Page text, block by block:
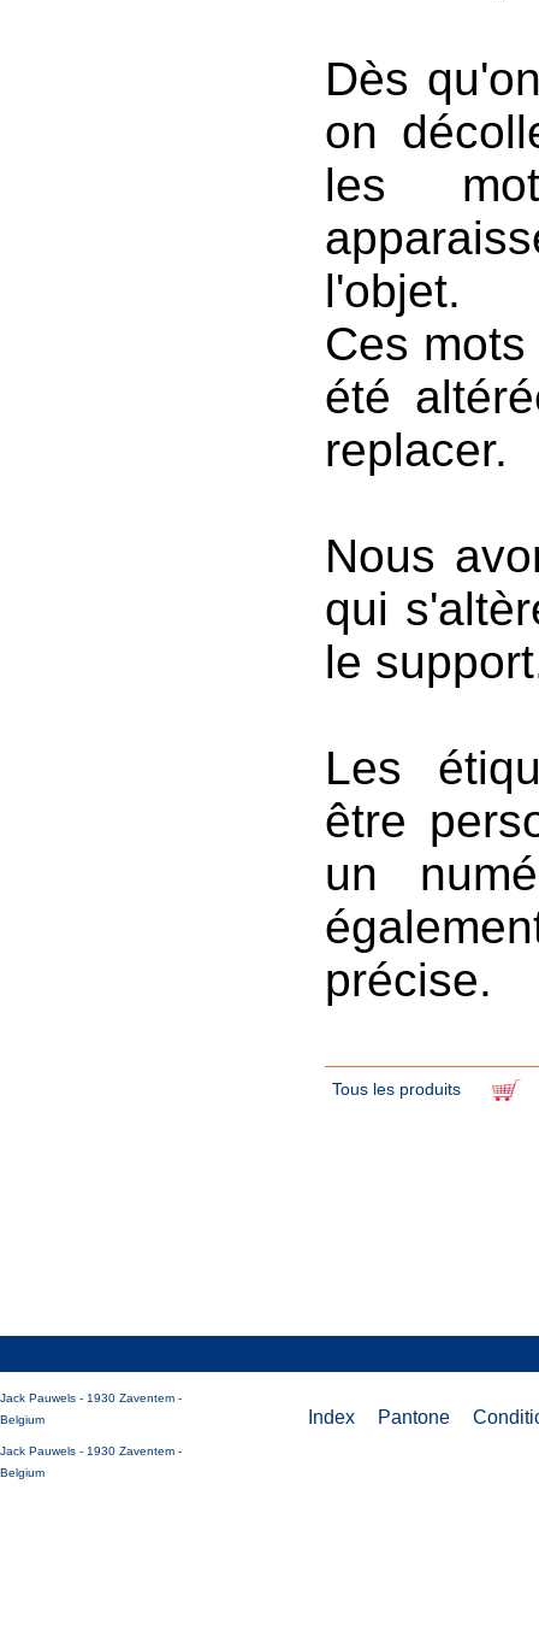
Dès
on
les
l'objet.
Ces
été
replacer.
Nous
qui
le
Les
être
un
précise.
Tous les produits
Jack Pauwels - 1930 Zaventem -
Belgium
Index Pantone
Jack Pauwels - 1930 Zaventem -
Belgium